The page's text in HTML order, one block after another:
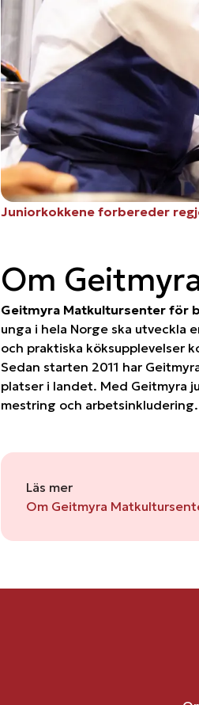
Juniorkokkene forbereder
Om
Geitmyra Matkultursenter för
unga i hela Norge ska utveckla
och praktiska köksupplevelser
Sedan starten 2011 har
platser i landet. Med Geitmyra
mestring och arbetsinkludering.
Läs mer
Om Geitmyra